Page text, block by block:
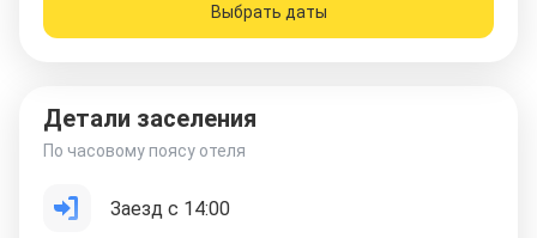
Выбрать даты
Детали заселения
По часовому поясу отеля
Заезд с 14:00